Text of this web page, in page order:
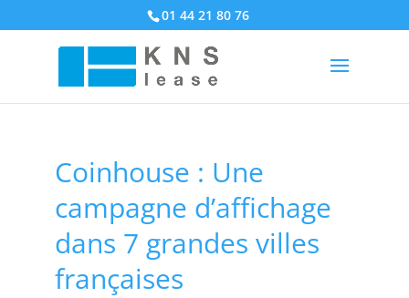
01 44 21 80 76
Coinhouse : Une
campagne d’affichage
dans 7 grandes villes
françaises